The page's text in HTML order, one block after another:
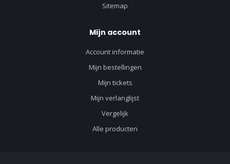
Sitemap
Mijn account
Account informatie
Mijn bestellingen
Mijn tickets
Mijn verlanglijst
Vergelijk
Alle producten